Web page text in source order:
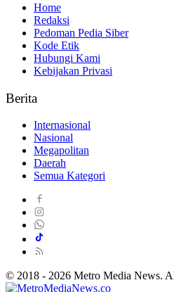
Home
Redaksi
Pedoman Pedia Siber
Kode Etik
Hubungi Kami
Kebijakan Privasi
Berita
Internasional
Nasional
Megapolitan
Daerah
Semua Kategori
© 2018 - 2026 Metro Media News.